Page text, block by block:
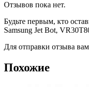
Отзывов пока нет.
Будьте первым, кто
Samsung Jet Bot,
Для отправки отзыва
Похожие